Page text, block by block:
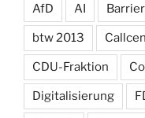
AfD AI
btw 2013
CDU-Fraktion
Digitalisierung